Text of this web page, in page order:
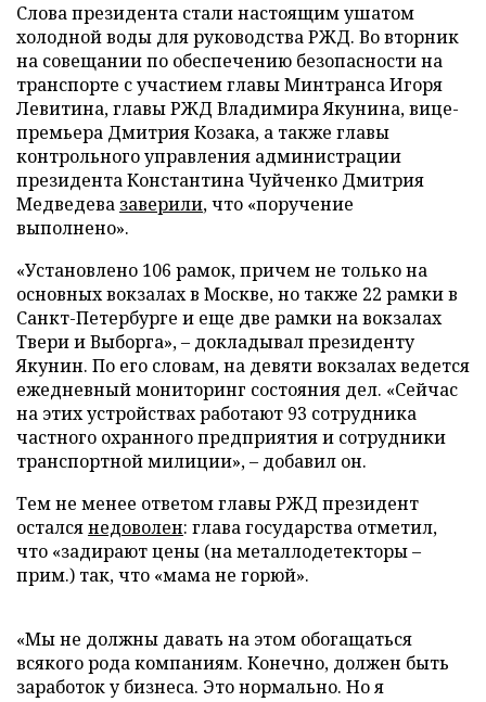
Слова президента стали настоящим ушатом
холодной воды для руководства РЖД. Во вторник
на совещании по обеспечению безопасности на
транспорте с участием главы Минтранса Игоря
Левитина, главы РЖД Владимира Якунина, вице-
премьера Дмитрия Козака, а также главы
контрольного управления администрации
президента Константина Чуйченко Дмитрия
Медведева заверили, что «поручение
выполнено».
«Установлено 106 рамок, причем не только на
основных вокзалах в Москве, но также 22 рамки в
Санкт-Петербурге и еще две рамки на вокзалах
Твери и Выборга»,– докладывал президенту
Якунин. По его словам, на девяти вокзалах ведется
ежедневный мониторинг состояния дел. «Сейчас
на этих устройствах работают 93 сотрудника
частного охранного предприятия и сотрудники
транспортной милиции», – добавил он.
Тем не менее ответом главы РЖД президент
осталсянедоволен: глава государства отметил,
что «задирают цены (на металлодетекторы –
прим.) так, что «мама не горюй».
«Мы не должны давать на этом обогащаться
всякого рода компаниям. Конечно, должен быть
заработок у бизнеса. Это нормально. Но я